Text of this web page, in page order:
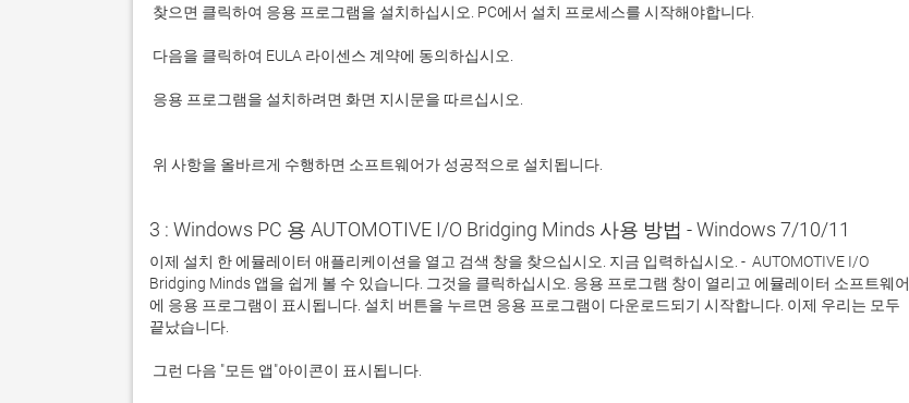
위 사항을 올바르게 수행하면 소프트웨어가 성공적으로 설치됩니다.
3 : Windows PC 용 AUTOMOTIVE I/O Bridging Minds 사용 방법 - Windows 7/10/11
이제 설치 한 에뮬레이터 애플리케이션을 열고 검색 창을 찾으십시오. 지금 입력하십시오. -  AUTOMOTIVE I/O
Bridging Minds 앱을 쉽게 볼 수 있습니다. 그것을 클릭하십시오. 응용 프로그램 창이 열리고 에뮬레이터 소프트웨어
에 응용 프로그램이 표시됩니다. 설치 버튼을 누르면 응용 프로그램이 다운로드되기 시작합니다. 이제 우리는 모두